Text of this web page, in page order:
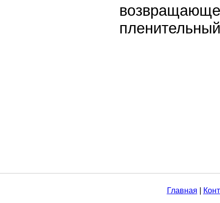
Главная